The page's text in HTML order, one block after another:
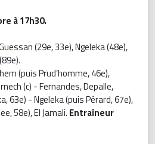
à 17h30.
(29e, 33e), Ngeleka (48e),
(puis Prud’homme, 46e),
(c) - Fernandes, Depalle,
63e) - Ngeleka (puis Pérard, 67e),
58e), El Jamali. Entraîneur